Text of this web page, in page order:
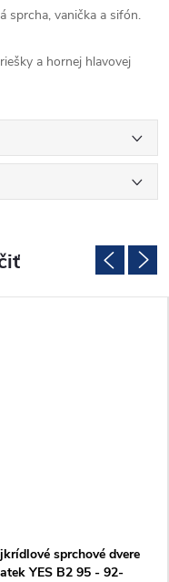
sprcha, vanička a sifón.
a hornej hlavovej
sprchové dvere
YES B2 95 - 92-